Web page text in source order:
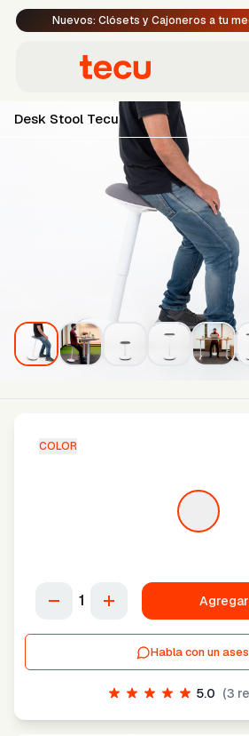
Nuevos: Clósets y Cajoneros a tu
Desk Stool Tecu
COLOR
1
Habla con un
5.0 (3